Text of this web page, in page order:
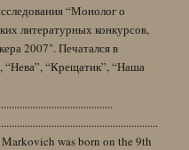
“Монолог о
литературных конкурсов,
2007". Печатался в
“Крещатик”, “Наша
Markovich was born on the 9th